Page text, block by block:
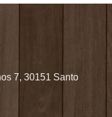
7, 30151 Santo